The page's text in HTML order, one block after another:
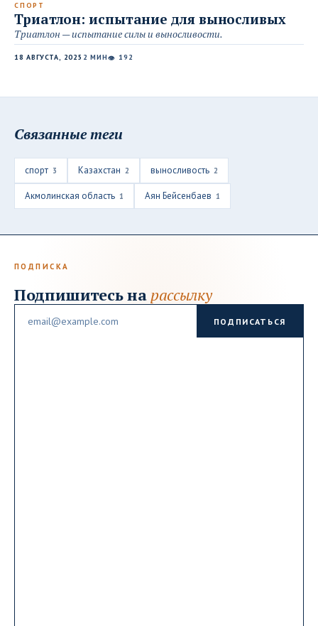
СПОРТ
Триатлон: испытание для выносливых
Триатлон — испытание силы и выносливости.
18 АВГУСТА, 2025 2 МИН👁 192
Связанные теги
спорт 3 Казахстан 2 выносливость 2
Акмолинская область 1 Аян Бейсенбаев 1
ПОДПИСКА
Подпишитесь на рассылку
ПОДПИСАТЬСЯ